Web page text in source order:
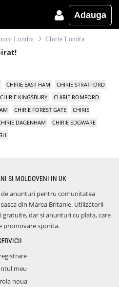
Adauga
Londra Chirie Londra
CHIRIE EAST HAM
CHIRIE STRATFORD
CHIRIE KINGSBURY
CHIRIE ROMFORD
CHIRIE FOREST GATE
CHIRIE
DAGENHAM
CHIRIE EDGWARE
SI MOLDOVENI IN UK
anunturi pentru comunitatea
din Marea Britanie. Utilizatorii
dar si anunturi cu plata, care
promovare sporita.
meu
noua